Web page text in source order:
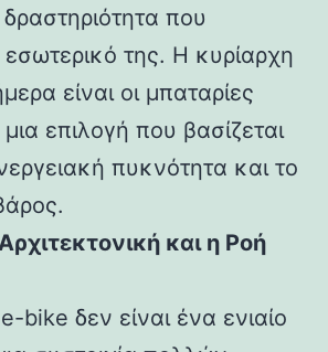
που
εσωτερικό της. Η κυρίαρχη
είναι οι μπαταρίες
μια επιλογή που βασίζεται
πυκνότητα και το
και η Ροή
bike δεν είναι ένα ενιαίο